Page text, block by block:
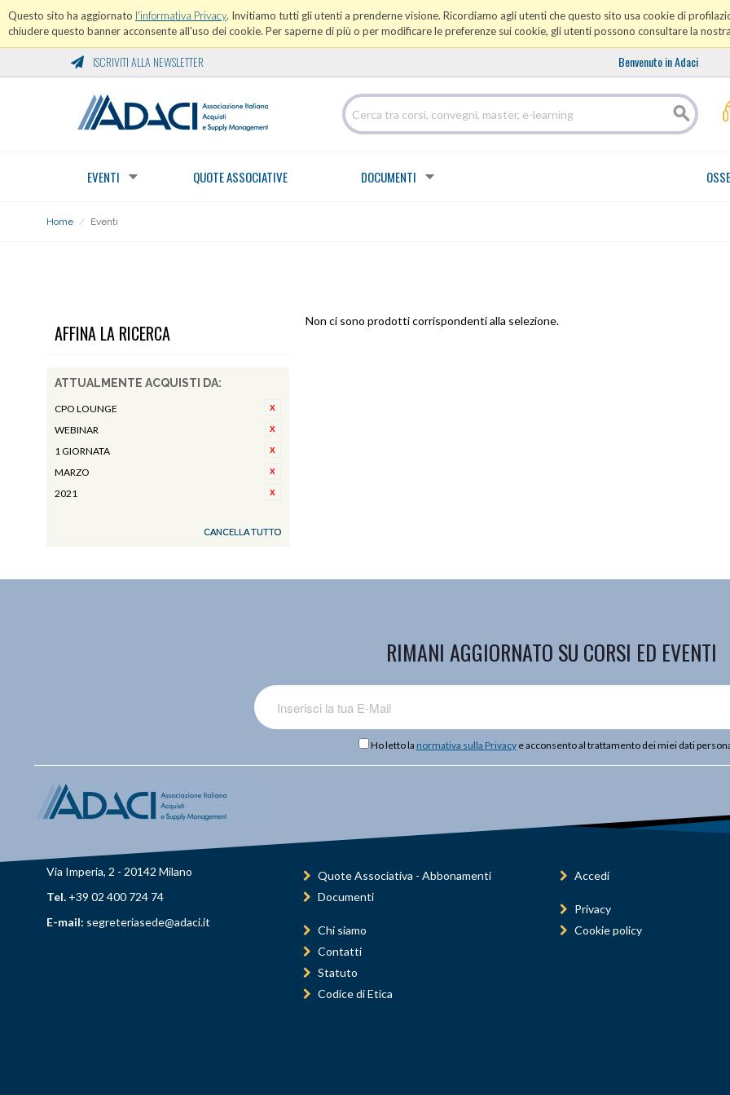
Questo sito ha aggiornato l'informativa Privacy. Invitiamo tutti gli utenti a prenderne visione. Ricordiamo agli utenti che questo sito usa cookie di
chiudere questo banner acconsente all'uso dei cookie. Per saperne di più o per modificare le preferenze sui cookie, gli utenti possono consultare la nostra
ISCRIVITI ALLA NEWSLETTER Benvenuto in Adaci
EVENTI QUOTE ASSOCIATIVE DOCUMENTI
Home / Eventi
AFFINA LA RICERCA
ATTUALMENTE ACQUISTI DA:
CPO LOUNGE
WEBINAR
1 GIORNATA
MARZO
2021
CANCELLA TUTTO
Non ci sono prodotti corrispondenti alla selezione.
RIMANI AGGIORNATO SU CORSI ED EVENTI
Ho letto la normativa sulla Privacye acconsento al trattamento dei miei dati
Via Imperia, 2 - 20142 Milano
Tel. +39 02 400 724 74
E-mail: segreteriasede@adaci.it
Quote Associativa - Abbonamenti
Documenti
Chi siamo
Contatti
Statuto
Codice di Etica
Accedi
Privacy
Cookie policy